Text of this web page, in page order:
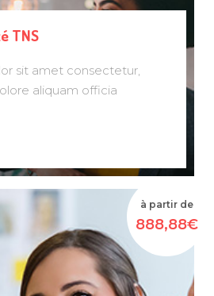
TNS
sit amet consectetur,
aliquam officia
à partir de
888,88€